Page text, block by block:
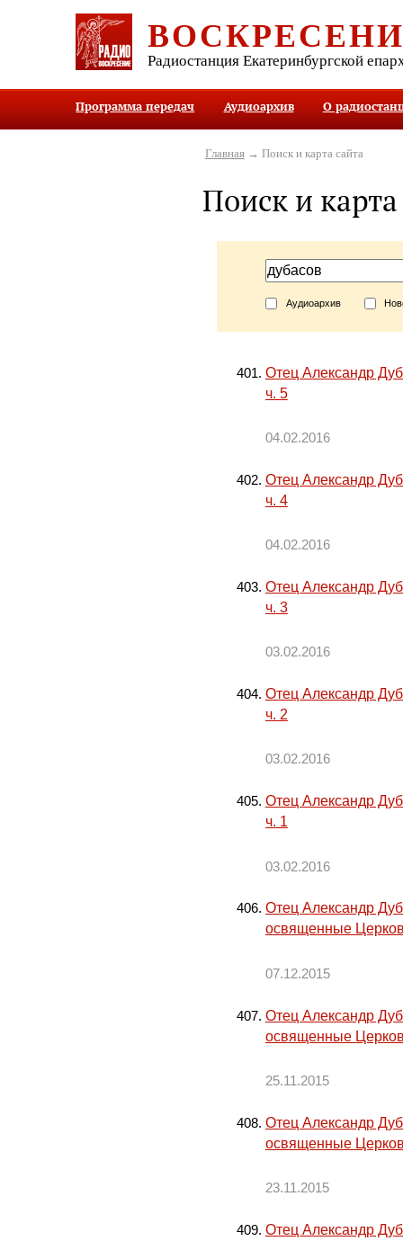
Радиостанция Екатеринбургской
Программа передач Аудиоархив О
Главная→ Поиск и карта сайта
Поиск и карта
Аудиоархив
Отец Александр
ч. 5
04.02.2016
Отец Александр
ч. 4
04.02.2016
Отец Александр
ч. 3
03.02.2016
Отец Александр
ч. 2
03.02.2016
Отец Александр
ч. 1
03.02.2016
Отец Александр
освященные
07.12.2015
Отец Александр
освященные
25.11.2015
Отец Александр
освященные
23.11.2015
Отец Александр